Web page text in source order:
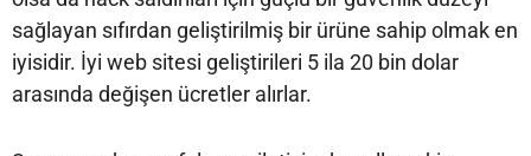
sağlayan sıfırdan geliştirilmiş bir ürüne sahip olmak en
iyisidir. İyi web sitesi geliştirileri 5 ila 20 bin dolar
arasında değişen ücretler alırlar.